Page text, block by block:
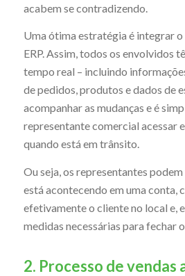
acabem se contradizendo.
Uma ótima estratégia é integrar
ERP. Assim, todos os envolvidos
tempo real – incluindo
de pedidos, produtos e dados de
acompanhar as mudanças e é
representante comercial acessar
quando está em trânsito.
Ou seja, os representantes
está acontecendo em uma conta,
efetivamente o cliente no local e,
medidas necessárias para fechar
2. Processo de vendas